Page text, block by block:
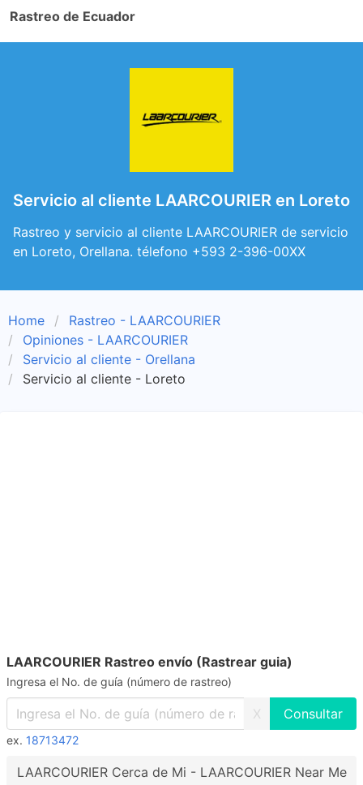
Rastreo de Ecuador
Servicio al cliente LAARCOURIER en Loreto
Rastreo y servicio al cliente LAARCOURIER de servicio
en Loreto, Orellana. télefono +593 2-396-00XX
Home
Rastreo - LAARCOURIER
Opiniones - LAARCOURIER
Servicio al cliente - Orellana
Servicio al cliente - Loreto
LAARCOURIER Rastreo envío (Rastrear guia)
Ingresa el No. de guía (número de rastreo)
X
ex. 18713472
LAARCOURIER Cerca de Mi - LAARCOURIER Near Me